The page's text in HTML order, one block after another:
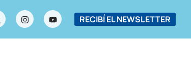
RECIBÍ EL NEWSLETTER